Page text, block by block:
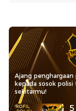
Ajang penghargaan
kepada sosok
sekitarmu!
5